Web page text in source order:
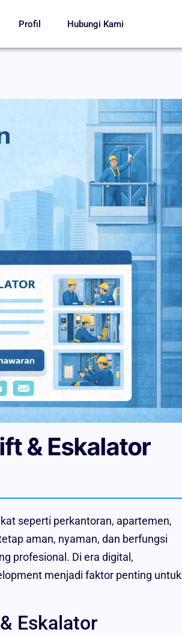
Profil Hubungi Kami
& Eskalator
seperti perkantoran, apartemen,
aman, nyaman, dan berfungsi
profesional. Di era digital,
menjadi faktor penting untuk
Eskalator